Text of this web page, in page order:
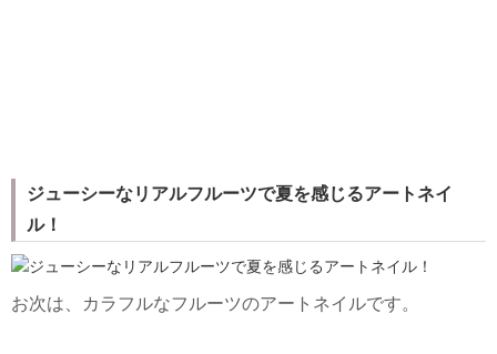
ジューシーなリアルフルーツで夏を感じるアートネイ
ル！
お次は、カラフルなフルーツのアートネイルです。